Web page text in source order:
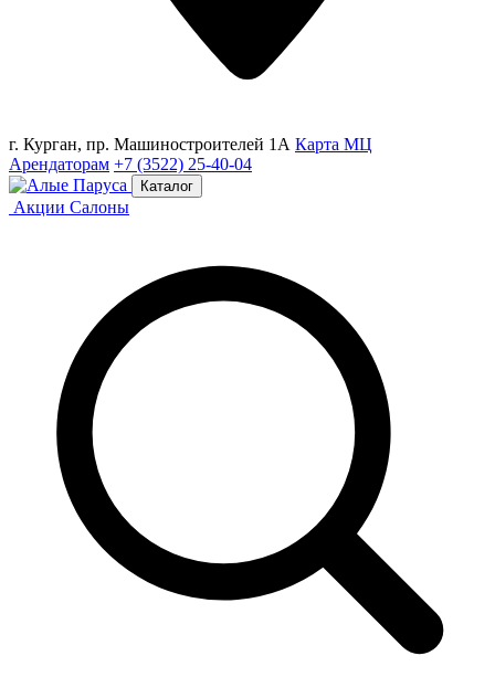
г. Курган, пр. Машиностроителей 1А Карта МЦ
Арендаторам +7 (3522) 25-40-04
Каталог
Акции Салоны